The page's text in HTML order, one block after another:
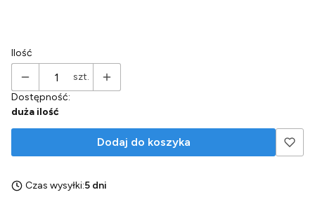
Ilość
szt.
Dostępność:
duża ilość
Dodaj do koszyka
Czas wysyłki:5 dni